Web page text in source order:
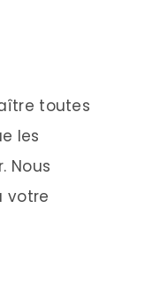
toutes
les
Nous
votre